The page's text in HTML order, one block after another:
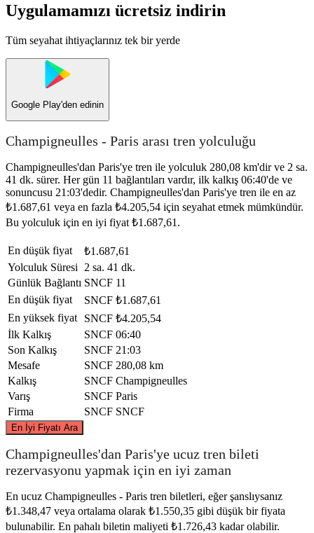
Uygulamamızı ücretsiz indirin
Tüm seyahat ihtiyaçlarınız tek bir yerde
Google Play'den edinin
Champigneulles - Paris arası tren yolculuğu
Champigneulles'dan Paris'ye tren ile yolculuk 280,08 km'dir ve 2 sa.
41 dk. sürer. Her gün 11 bağlantıları vardır, ilk kalkış 06:40'de ve
sonuncusu 21:03'dedir. Champigneulles'dan Paris'ye tren ile en az
₺1.687,61 veya en fazla ₺4.205,54 için seyahat etmek mümkündür.
Bu yolculuk için en iyi fiyat ₺1.687,61.
En düşük fiyat
₺1.687,61
Yolculuk Süresi
2 sa. 41 dk.
Günlük Bağlantı SNCF 11
En düşük fiyat
SNCF ₺1.687,61
En yüksek fiyat
SNCF ₺4.205,54
İlk Kalkış
SNCF 06:40
Son Kalkış
SNCF 21:03
Mesafe
SNCF 280,08 km
Kalkış
SNCF Champigneulles
Varış
SNCF Paris
Firma
SNCF SNCF
En İyi Fiyatı Ara
Champigneulles
Paris
Champigneulles'dan Paris'ye ucuz tren bileti
rezervasyonu yapmak için en iyi zaman
En ucuz Champigneulles - Paris tren biletleri, eğer şanslıysanız
₺1.348,47 veya ortalama olarak ₺1.550,35 gibi düşük bir fiyata
bulunabilir. En pahalı biletin maliyeti ₺1.726,43 kadar olabilir.